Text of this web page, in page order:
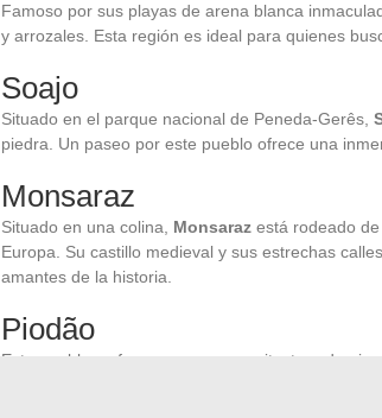
Famoso por sus playas de arena blanca
y arrozales. Esta región es ideal para quienes
Soajo
Situado en el parque nacional de Peneda-Gerês,
piedra. Un paseo por este pueblo ofrece una
Monsaraz
Situado en una colina, Monsaraz está rodeado
Europa. Su castillo medieval y sus estrechas
amantes de la historia.
Piodão
Este pueblo es famoso por su arquitectura de